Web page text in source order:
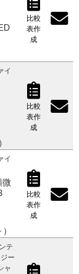
比較
表作
成
イ
比較
表作
成
イ
微
比較
表作
成
テ
ー
ャ